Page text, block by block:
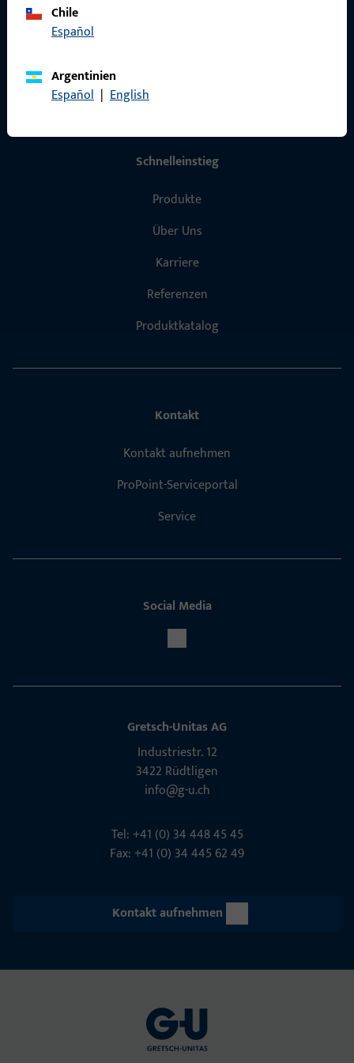
Chile
Español
Argentinien
Español | English
Schnelleinstieg
Produkte
Über Uns
Karriere
Referenzen
Produktkatalog
Kontakt
Kontakt aufnehmen
ProPoint-Serviceportal
Service
Social Media
Gretsch-Unitas AG
Indu­s­triestr. 12
3422 Rüdt­ligen
info@g-u.ch
Tel: +41 (0) 34 448 45 45
Fax: +41 (0) 34 445 62 49
Kontakt aufnehmen